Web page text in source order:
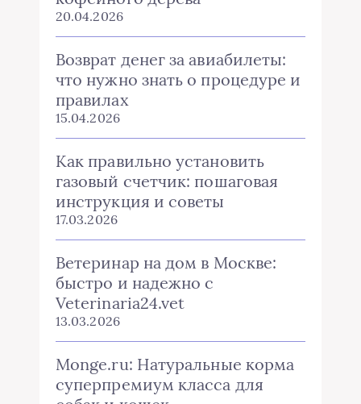
20.04.2026
Возврат денег за авиабилеты:
что нужно знать о процедуре и
правилах
15.04.2026
Как правильно установить
газовый счетчик: пошаговая
инструкция и советы
17.03.2026
Ветеринар на дом в Москве:
быстро и надежно с
Veterinaria24.vet
13.03.2026
Monge.ru: Натуральные корма
суперпремиум класса для